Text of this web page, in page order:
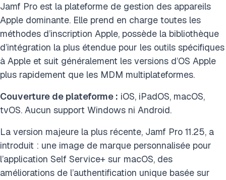
Jamf Pro est la plateforme de gestion des appareils
Apple dominante. Elle prend en charge toutes les
méthodes d’inscription Apple, possède la bibliothèque
d’intégration la plus étendue pour les outils spécifiques
à Apple et suit généralement les versions d’OS Apple
plus rapidement que les MDM multiplateformes.
Couverture de plateforme : iOS, iPadOS, macOS,
tvOS. Aucun support Windows ni Android.
La version majeure la plus récente, Jamf Pro 11.25, a
introduit : une image de marque personnalisée pour
l’application Self Service+ sur macOS, des
améliorations de l’authentification unique basée sur